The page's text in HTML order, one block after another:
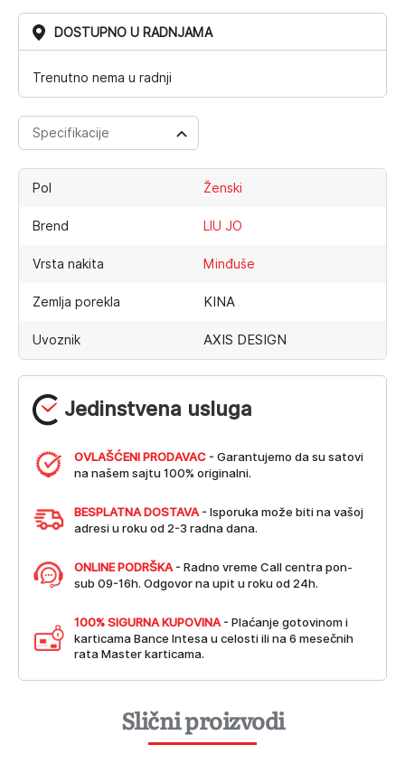
DOSTUPNO U RADNJAMA
Trenutno nema u radnji
Jedinstvena usluga
OVLAŠĆENI PRODAVAC - Garantujemo da su satovi
na našem sajtu 100% originalni.
BESPLATNA DOSTAVA - Isporuka može biti na vašoj
adresi u roku od 2-3 radna dana.
ONLINE PODRŠKA - Radno vreme Call centra pon-
sub 09-16h. Odgovor na upit u roku od 24h.
100% SIGURNA KUPOVINA - Plaćanje gotovinom i
karticama Bance Intesa u celosti ili na 6 mesečnih
rata Master karticama.
Specifikacije
Pol Ženski
Brend LIU JO
Vrsta nakita Minđuše
Zemlja porekla KINA
Uvoznik AXIS DESIGN
Slični proizvodi